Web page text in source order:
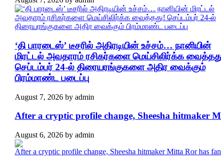
‘தி பாரடைஸ்’ டீசரில் அதிரடியின் உச்சம்… நானியின்
மிரட்டல் அவதாரம் ரசிகர்களை மெய்சிலிர்க்க
செப்டம்பர் 24-ல் திரையரங்குகளை அதிர வைக்கும்
பிரம்மாண்ட படைப்பு
August 7, 2026by admin
After a cryptic profile change, Sheesha hitmaker
August 6, 2026by admin